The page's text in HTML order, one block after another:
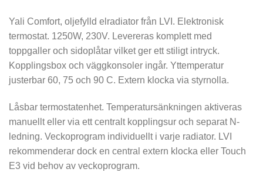
Yali Comfort, oljefylld elradiator från LVI. Elektronisk
termostat. 1250W, 230V. Levereras komplett med
toppgaller och sidoplåtar vilket ger ett stiligt intryck.
Kopplingsbox och väggkonsoler ingår. Yttemperatur
justerbar 60, 75 och 90 C. Extern klocka via styrnolla.
Låsbar termostatenhet. Temperatursänkningen aktiveras
manuellt eller via ett centralt kopplingsur och separat N-
ledning. Veckoprogram individuellt i varje radiator. LVI
rekommenderar dock en central extern klocka eller Touch
E3 vid behov av veckoprogram.